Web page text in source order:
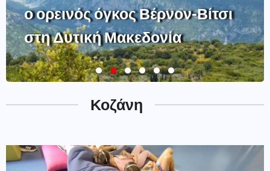
ο ορεινός όγκος Βέρνον-Βίτσι
στη Δυτική Μακεδονία
Κοζάνη